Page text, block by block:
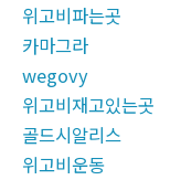
위고비파는곳
카마그라
wegovy
위고비재고있는곳
골드시알리스
위고비운동